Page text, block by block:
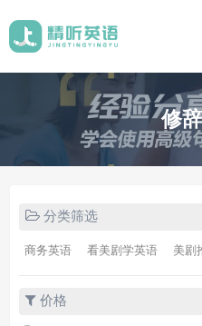
修
分类筛选
商务英语 看美剧学英语 美剧
价格